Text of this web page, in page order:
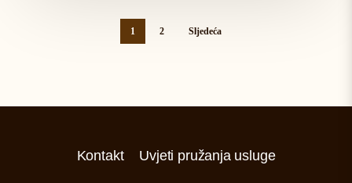
1 2 Sljedeća
Kontakt Uvjeti pružanja usluge